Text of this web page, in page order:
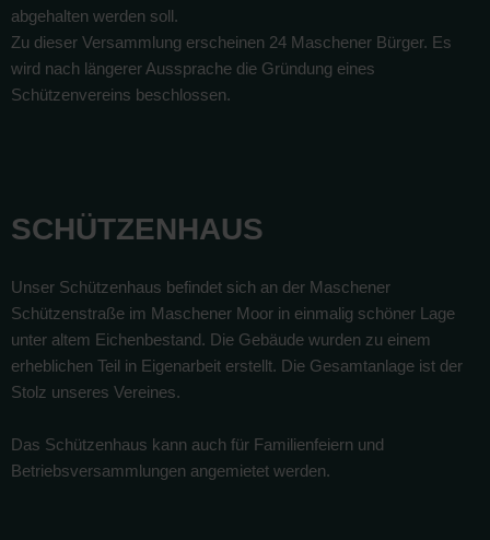
abgehalten werden soll.
Zu dieser Versammlung erscheinen 24 Maschener Bürger. Es
wird nach längerer Aussprache die Gründung eines
Schützenvereins beschlossen.
SCHÜTZENHAUS
Unser Schützenhaus befindet sich an der Maschener
Schützenstraße im Maschener Moor in einmalig schöner Lage
unter altem Eichenbestand. Die Gebäude wurden zu einem
erheblichen Teil in Eigenarbeit erstellt. Die Gesamtanlage ist der
Stolz unseres Vereines.
Das Schützenhaus kann auch für Familienfeiern und
Betriebsversammlungen angemietet werden.